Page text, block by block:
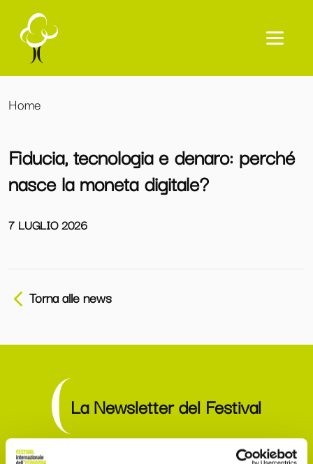
Home
Fiducia, tecnologia e denaro: perché
nasce la moneta digitale?
7 LUGLIO 2026
Torna alle news
La Newsletter del Festival